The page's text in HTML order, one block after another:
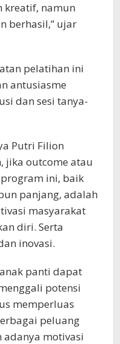
kreatif, namun
berhasil,” ujar
pelatihan ini
antusiasme
dan sesi tanya-
Putri Filion
jika outcome atau
ini, baik
panjang, adalah
masyarakat
diri. Serta
inovasi.
panti dapat
potensi
memperluas
peluang
adanya motivasi